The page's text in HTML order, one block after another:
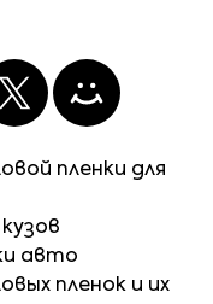
пленки для
авто
пленок и их